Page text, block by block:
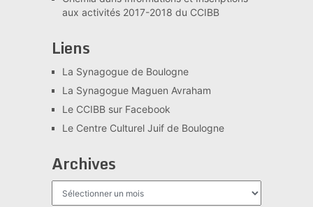
aux activités 2017-2018 du CCIBB
Liens
La Synagogue de Boulogne
La Synagogue Maguen Avraham
Le CCIBB sur Facebook
Le Centre Culturel Juif de Boulogne
Archives
Archives